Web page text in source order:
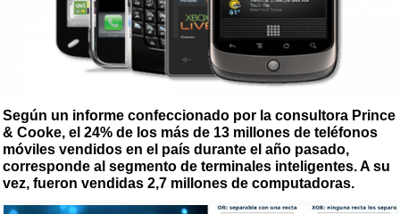
Según un informe confeccionado por la consultora Prince
& Cooke, el 24% de los más de 13 millones de teléfonos
móviles vendidos en el país durante el año pasado,
corresponde al segmento de terminales inteligentes. A su
vez, fueron vendidas 2,7 millones de computadoras.